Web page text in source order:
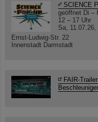
SCIENCE
geöffnet Di –
12 – 17 Uhr
Sa, 11.07.26,
Ernst-Ludwig-Str. 22
Innenstadt Darmstadt
FAIR-